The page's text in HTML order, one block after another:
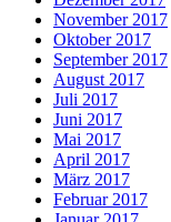
November 2017
Oktober 2017
September 2017
August 2017
Juli 2017
Juni 2017
Mai 2017
April 2017
März 2017
Februar 2017